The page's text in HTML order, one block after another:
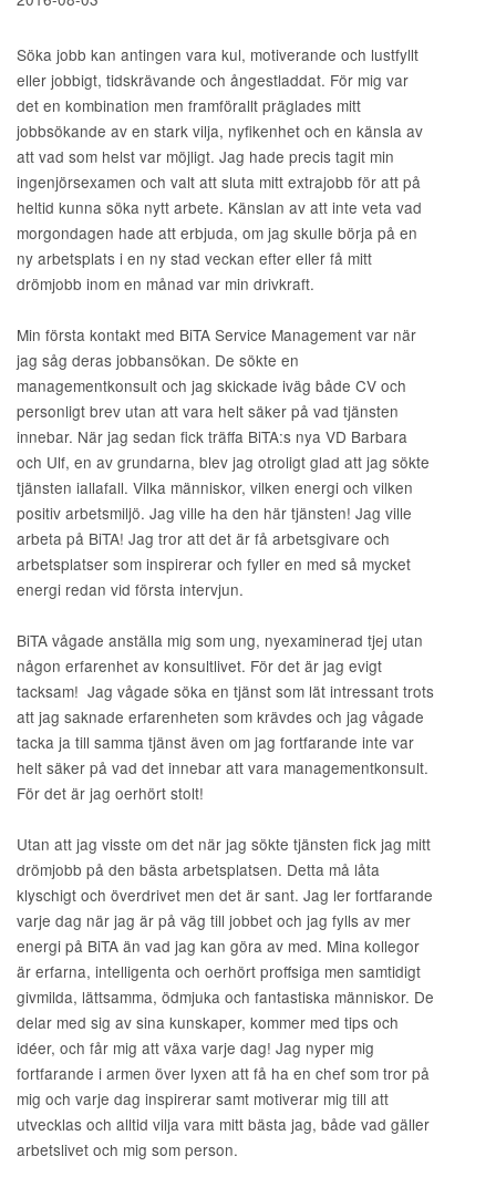
Söka jobb kan antingen vara kul, motiverande och lustfyllt
eller jobbigt, tidskrävande och ångestladdat. För mig var
det en kombination men framförallt präglades mitt
jobbsökande av en stark vilja, nyfikenhet och en känsla av
att vad som helst var möjligt. Jag hade precis tagit min
ingenjörsexamen och valt att sluta mitt extrajobb för att på
heltid kunna söka nytt arbete. Känslan av att inte veta vad
morgondagen hade att erbjuda, om jag skulle börja på en
ny arbetsplats i en ny stad veckan efter eller få mitt
drömjobb inom en månad var min drivkraft.
Min första kontakt med BiTA Service Management var när
jag såg deras jobbansökan. De sökte en
managementkonsult och jag skickade iväg både CV och
personligt brev utan att vara helt säker på vad tjänsten
innebar. När jag sedan fick träffa BiTA:s nya VD Barbara
och Ulf, en av grundarna, blev jag otroligt glad att jag sökte
tjänsten iallafall. Vilka människor, vilken energi och vilken
positiv arbetsmiljö. Jag ville ha den här tjänsten! Jag ville
arbeta på BiTA! Jag tror att det är få arbetsgivare och
arbetsplatser som inspirerar och fyller en med så mycket
energi redan vid första intervjun.
BiTA vågade anställa mig som ung, nyexaminerad tjej utan
någon erfarenhet av konsultlivet. För det är jag evigt
tacksam! Jag vågade söka en tjänst som lät intressant trots
att jag saknade erfarenheten som krävdes och jag vågade
tacka ja till samma tjänst även om jag fortfarande inte var
helt säker på vad det innebar att vara managementkonsult.
För det är jag oerhört stolt!
Utan att jag visste om det när jag sökte tjänsten fick jag mitt
drömjobb på den bästa arbetsplatsen. Detta må låta
klyschigt och överdrivet men det är sant. Jag ler fortfarande
varje dag när jag är på väg till jobbet och jag fylls av mer
energi på BiTA än vad jag kan göra av med. Mina kollegor
är erfarna, intelligenta och oerhört proffsiga men samtidigt
givmilda, lättsamma, ödmjuka och fantastiska människor. De
delar med sig av sina kunskaper, kommer med tips och
idéer, och får mig att växa varje dag! Jag nyper mig
fortfarande i armen över lyxen att få ha en chef som tror på
mig och varje dag inspirerar samt motiverar mig till att
utvecklas och alltid vilja vara mitt bästa jag, både vad gäller
arbetslivet och mig som person.